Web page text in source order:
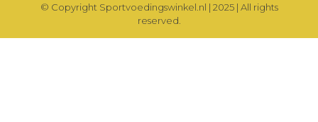
© Copyright Sportvoedingswinkel.nl | 2025 | All rights
reserved.